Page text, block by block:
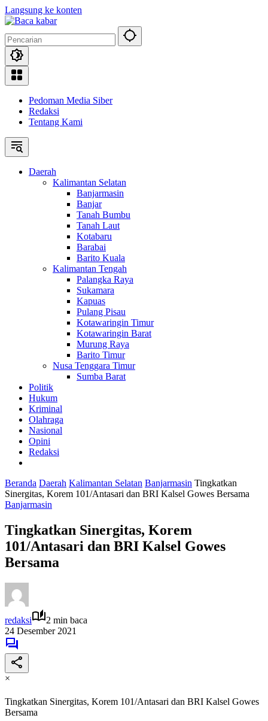
Langsung ke konten
Pedoman Media Siber
Redaksi
Tentang Kami
Daerah
Kalimantan Selatan
Banjarmasin
Banjar
Tanah Bumbu
Tanah Laut
Kotabaru
Barabai
Barito Kuala
Kalimantan Tengah
Palangka Raya
Sukamara
Kapuas
Pulang Pisau
Kotawaringin Timur
Kotawaringin Barat
Murung Raya
Barito Timur
Nusa Tenggara Timur
Sumba Barat
Politik
Hukum
Kriminal
Olahraga
Nasional
Opini
Redaksi
Beranda Daerah Kalimantan Selatan Banjarmasin Tingkatkan
Sinergitas, Korem 101/Antasari dan BRI Kalsel Gowes Bersama
Banjarmasin
Tingkatkan Sinergitas, Korem
101/Antasari dan BRI Kalsel Gowes
Bersama
redaksi
2 min baca
24 Desember 2021
×
Tingkatkan Sinergitas, Korem 101/Antasari dan BRI Kalsel Gowes
Bersama